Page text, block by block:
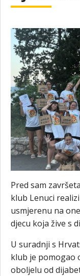
Pred sam
klub Lenuci
usmjerenu na
djecu koja žive s
U suradnji s
klub je pomogao
oboljelu od